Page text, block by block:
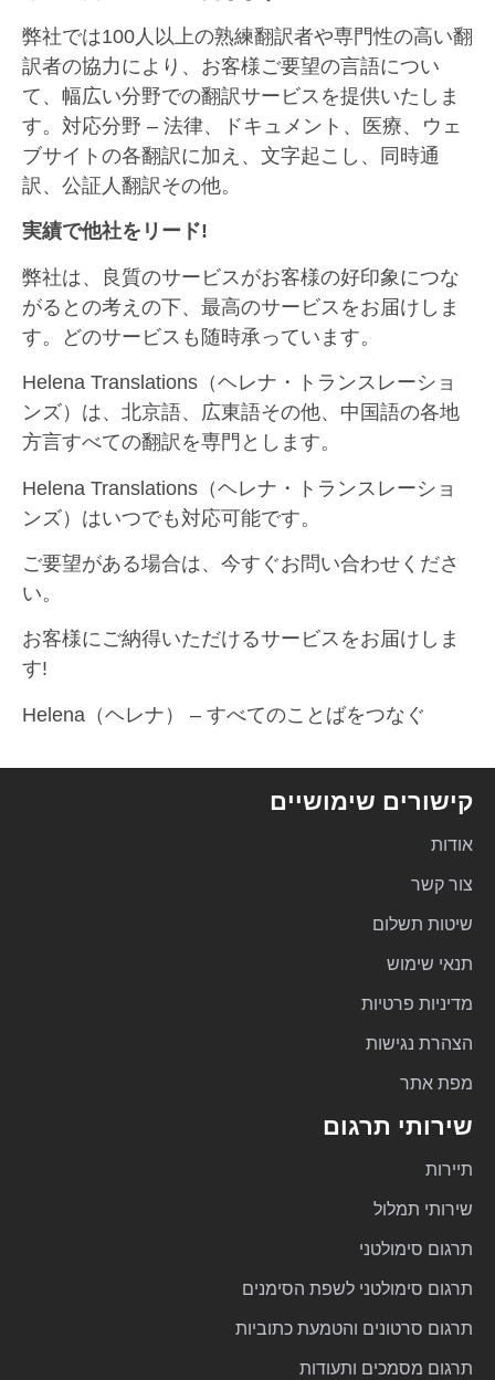
弊社では100人以上の熟練翻訳者や専門性の高い翻
訳者の協力により、お客様ご要望の言語につい
て、幅広い分野での翻訳サービスを提供いたしま
す。対応分野 – 法律、ドキュメント、医療、ウェ
ブサイトの各翻訳に加え、文字起こし、同時通
訳、公証人翻訳その他。
実績で他社をリード!
弊社は、良質のサービスがお客様の好印象につな
がるとの考えの下、最高のサービスをお届けしま
す。どのサービスも随時承っています。
Helena Translations（ヘレナ・トランスレーショ
ンズ）は、北京語、広東語その他、中国語の各地
方言すべての翻訳を専門とします。
Helena Translations（ヘレナ・トランスレーショ
ンズ）はいつでも対応可能です。
ご要望がある場合は、今すぐお問い合わせくださ
い。
お客様にご納得いただけるサービスをお届けしま
す!
Helena（ヘレナ） – すべてのことばをつなぐ
קישורים שימושיים
אודות
צור קשר
שיטות תשלום
תנאי שימוש
מדיניות פרטיות
הצהרת נגישות
מפת אתר
שירותי תרגום
תיירות
שירותי תמלול
תרגום סימולטני
תרגום סימולטני לשפת הסימנים
תרגום סרטונים והטמעת כתוביות
תרגום מסמכים ותעודות